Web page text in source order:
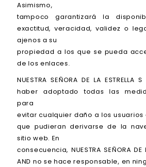
Asimismo,
tampoco garantizará la
exactitud, veracidad, validez o
ajenos a su
propiedad a los que se pueda
de los enlaces.
NUESTRA SEÑORA DE LA
haber adoptado todas las
para
evitar cualquier daño a los usuarios
que pudieran derivarse de la
sitio web. En
consecuencia, NUESTRA SEÑORA DE
AND no se hace responsable, en